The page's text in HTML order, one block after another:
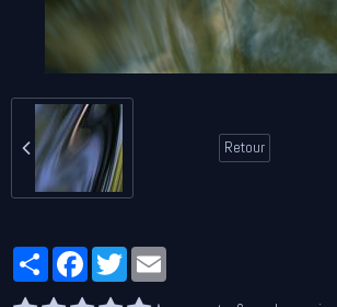
Retour
PartagerFacebookTwitter